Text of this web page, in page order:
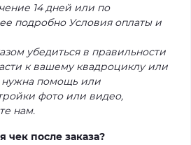
14 дней или по
подробно Условия оплаты и
убедиться в правильности
к вашему квадроциклу или
нужна помощь или
фото или видео,
нам.
чек после заказа?